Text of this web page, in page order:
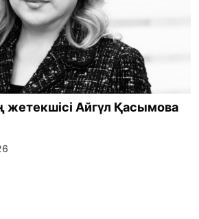
жетекшісі Айгүл Қасымова